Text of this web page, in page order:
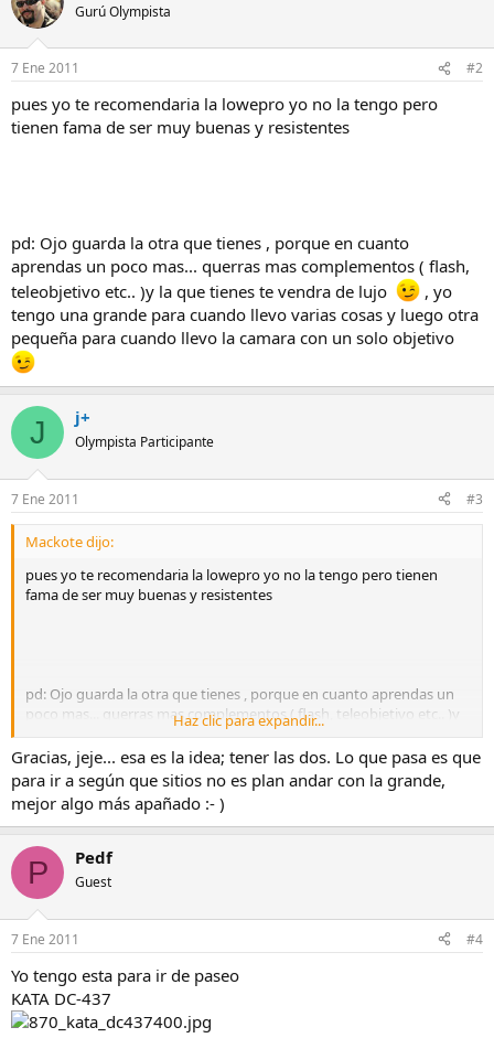
Gurú Olympista
7 Ene 2011 #2
pues yo te recomendaria la lowepro yo no la tengo pero
tienen fama de ser muy buenas y resistentes
pd: Ojo guarda la otra que tienes , porque en cuanto
aprendas un poco mas... querras mas complementos ( flash,
teleobjetivo etc.. )y la que tienes te vendra de lujo
, yo
tengo una grande para cuando llevo varias cosas y luego otra
pequeña para cuando llevo la camara con un solo objetivo
J j+
Olympista Participante
7 Ene 2011 #3
Mackote dijo:
pues yo te recomendaria la lowepro yo no la tengo pero tienen
fama de ser muy buenas y resistentes
pd: Ojo guarda la otra que tienes , porque en cuanto aprendas un
poco mas... querras mas complementos ( flash, teleobjetivo etc.. )y
la que tienes te vendra de lujo
, yo tengo una grande para
cuando llevo varias cosas y luego otra pequeña para cuando llevo la
camara con un solo objetivo
Haz clic para expandir...
Gracias, jeje... esa es la idea; tener las dos. Lo que pasa es que
para ir a según que sitios no es plan andar con la grande,
mejor algo más apañado :- )
P Pedf
Guest
7 Ene 2011 #4
Yo tengo esta para ir de paseo
KATA DC-437